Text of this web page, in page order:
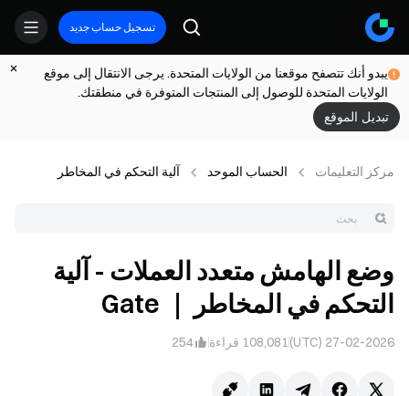
تسجيل حساب جديد
يبدو أنك تتصفح موقعنا من الولايات المتحدة. يرجى الانتقال إلى موقع
الولايات المتحدة للوصول إلى المنتجات المتوفرة في منطقتك.
تبديل الموقع
مركز التعلیمات الحساب الموحد آلية التحكم في المخاطر
وضع الهامش متعدد العملات - آلية
التحكم في المخاطر ｜ Gate
27-02-2026 (UTC)
108,081 قراءة 254